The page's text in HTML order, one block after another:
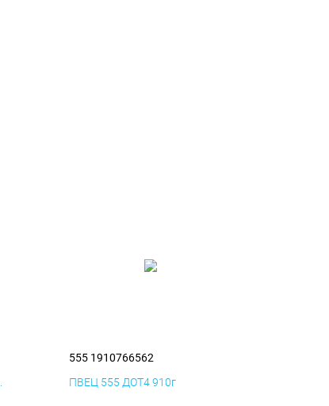
555 1910766562
ПВЕЦ 555 ДОТ4 910г